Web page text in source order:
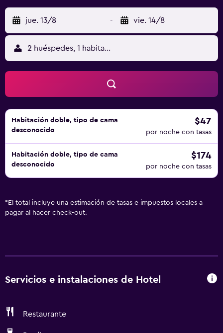
jue. 13/8 - vie. 14/8
2 huéspedes, 1 habitación
Habitación doble, tipo de cama
desconocido
$47
por noche con tasas
Habitación doble, tipo de cama
desconocido
$174
por noche con tasas
* El total incluye una estimación de tasas e impuestos locales a
pagar al hacer check-out.
Servicios e instalaciones de Hotel
Restaurante